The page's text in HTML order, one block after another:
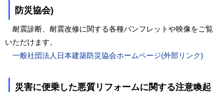
防災協会)
耐震診断、耐震改修に関する各種パンフレットや映像をご覧
いただけます。
一般社団法人日本建築防災協会ホームページ(外部リンク)
災害に便乗した悪質リフォームに関する注意喚起